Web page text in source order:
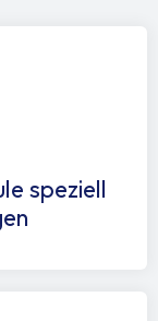
speziell